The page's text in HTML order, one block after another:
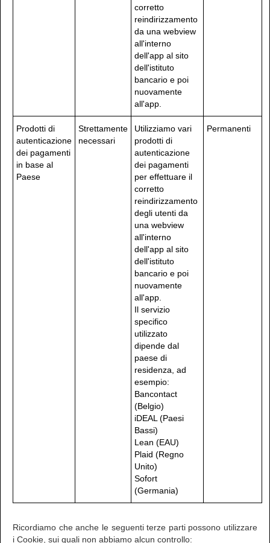
corretto
reindirizzamento
da una webview
all'interno
dell'app al sito
dell'istituto
bancario e poi
nuovamente
all'app.
Prodotti di
autenticazione
dei pagamenti
in base al
Paese
Strettamente
necessari
Utilizziamo vari
prodotti di
autenticazione
dei pagamenti
per effettuare il
corretto
reindirizzamento
degli utenti da
una webview
all'interno
dell'app al sito
dell'istituto
bancario e poi
nuovamente
all'app.
Il servizio
specifico
utilizzato
dipende dal
paese di
residenza, ad
esempio:
Bancontact
(Belgio)
iDEAL (Paesi
Bassi)
Lean (EAU)
Plaid (Regno
Unito)
Sofort
(Germania)
Permanenti
Ricordiamo che anche le seguenti terze parti possono utilizzare
i Cookie, sui quali non abbiamo alcun controllo: